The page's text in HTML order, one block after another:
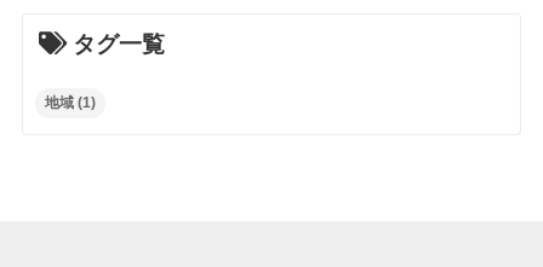
タグ一覧
地域(1)